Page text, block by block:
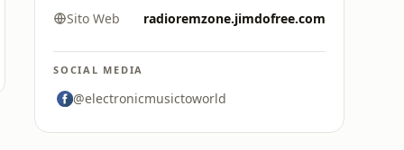
Sito Web radioremzone.jimdofree.com
SOCIAL MEDIA
@electronicmusictoworld